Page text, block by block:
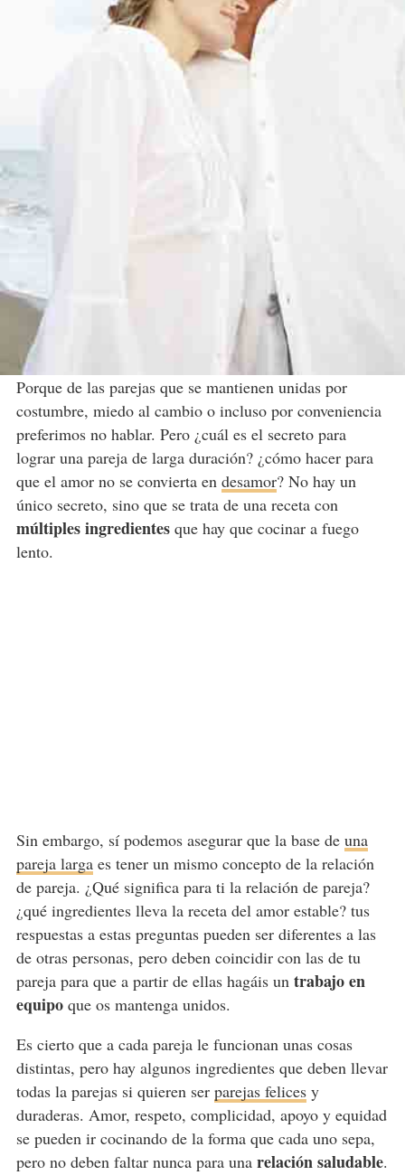
Porque de las parejas que se mantienen unidas por
costumbre, miedo al cambio o incluso por conveniencia
preferimos no hablar. Pero ¿cuál es el secreto para
lograr una pareja de larga duración? ¿cómo hacer para
que el amor no se convierta en desamor? No hay un
único secreto, sino que se trata de una receta con
múltiples ingredientesque hay que cocinar a fuego
lento.
Sin embargo, sí podemos asegurar que la base de una
pareja largaes tener un mismo concepto de la relación
de pareja. ¿Qué significa para ti la relación de pareja?
¿qué ingredientes lleva la receta del amor estable? tus
respuestas a estas preguntas pueden ser diferentes a las
de otras personas, pero deben coincidir con las de tu
pareja para que a partir de ellas hagáis un trabajo en
equipoque os mantenga unidos.
Es cierto que a cada pareja le funcionan unas cosas
distintas, pero hay algunos ingredientes que deben llevar
todas la parejas si quieren ser parejas felicesy
duraderas. Amor, respeto, complicidad, apoyo y equidad
se pueden ir cocinando de la forma que cada uno sepa,
pero no deben faltar nunca para una relación saludable.